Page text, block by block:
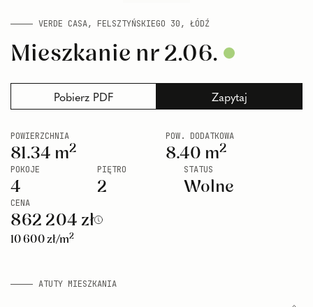
Mieszkanie nr 2.06.
VERDE CASA, FELSZTYŃSKIEGO 30, ŁÓDŹ
Pobierz PDF Zapytaj
POWIERZCHNIA
81.34 m2
POW. DODATKOWA
8.40 m2
POKOJE
4
PIĘTRO
2
STATUS
Wolne
CENA
862 204 zł
10 600zł/m2
ATUTY MIESZKANIA